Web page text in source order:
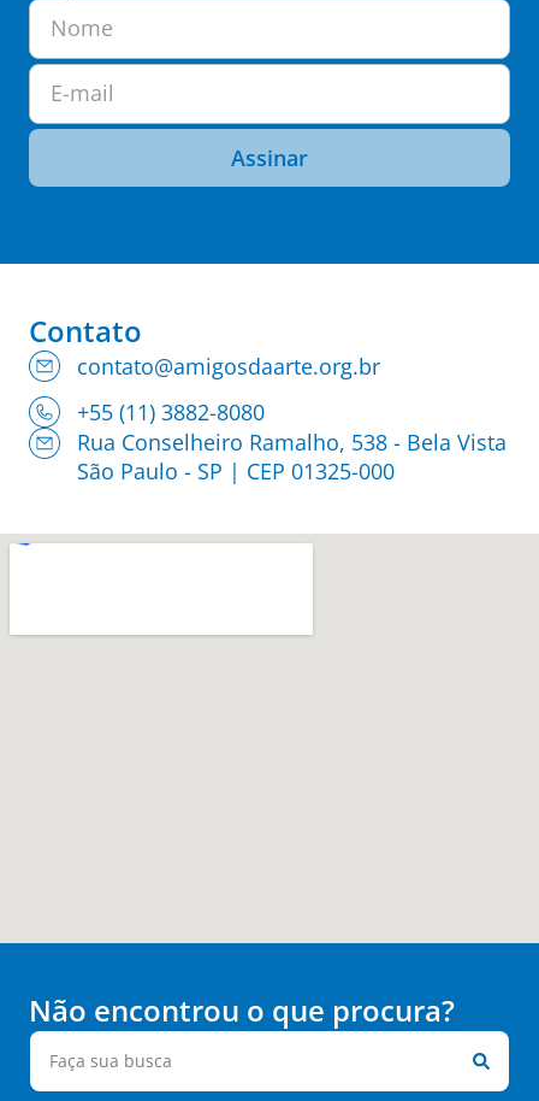
Nome
E-mail
Assinar
Contato
contato@amigosdaarte.org.br
+55 (11) 3882-8080
Rua Conselheiro Ramalho, 538 - Bela Vista
São Paulo - SP | CEP 01325-000
Não encontrou o que procura?